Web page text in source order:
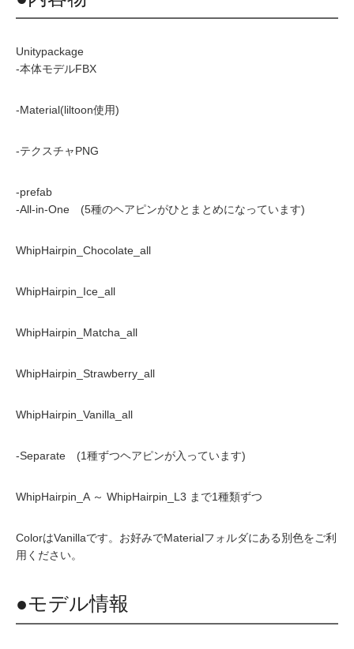
Unitypackage
-本体モデルFBX
-Material(liltoon使用)
-テクスチャPNG
-prefab
-All-in-One (5種のヘアピンがひとまとめになっています)
WhipHairpin_Chocolate_all
WhipHairpin_Ice_all
WhipHairpin_Matcha_all
WhipHairpin_Strawberry_all
WhipHairpin_Vanilla_all
-Separate (1種ずつヘアピンが入っています)
WhipHairpin_A ～ WhipHairpin_L3 まで1種類ずつ
ColorはVanillaです。お好みでMaterialフォルダにある別色をご利
用ください。
●モデル情報